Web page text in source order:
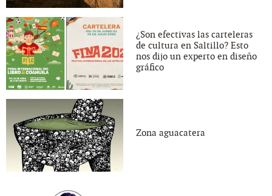
¿Son efectivas las carteleras
de cultura en Saltillo? Esto
nos dijo un experto en diseño
gráfico
Zona aguacatera